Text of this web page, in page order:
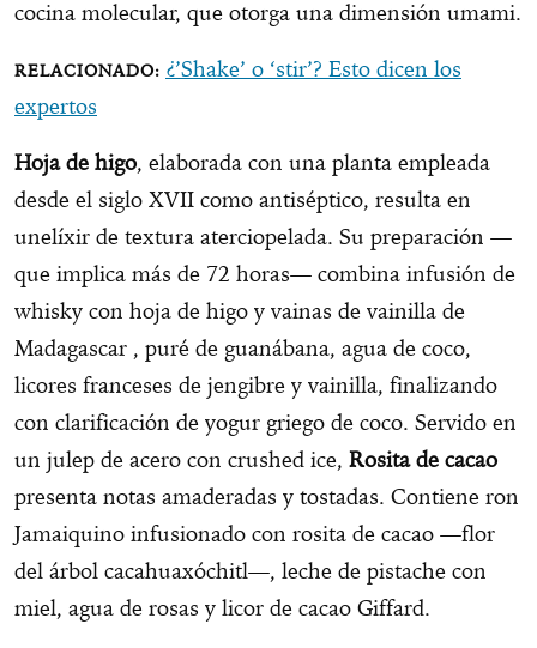
cocina molecular, que otorga una dimensión umami.
¿’Shake’ o ‘stir’? Esto dicen los
expertos
Hoja de higo, elaborada con una planta empleada
desde el siglo XVII como antiséptico, resulta en
unelíxir de textura aterciopelada. Su preparación —
que implica más de 72 horas— combina infusión de
whisky con hoja de higo y vainas de vainilla de
Madagascar , puré de guanábana, agua de coco,
licores franceses de jengibre y vainilla, finalizando
con clarificación de yogur griego de coco. Servido en
un julep de acero con crushed ice, Rosita de cacao
presenta notas amaderadas y tostadas. Contiene ron
Jamaiquino infusionado con rosita de cacao —flor
del árbol cacahuaxóchitl—, leche de pistache con
miel, agua de rosas y licor de cacao Giffard.